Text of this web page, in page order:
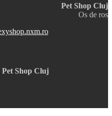
Pet Shop Cluj
Os de ros
Pet Shop Cluj